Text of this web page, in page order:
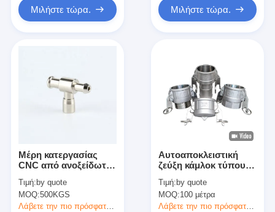
Μιλήστε τώρα. Μιλήστε τώρα.
Μέρη κατεργασίας
CNC από ανοξείδωτο
Τιμή: by quote
MOQ:500KGS
Λάβετε την πιο πρόσφατη τιμή
Αυτοαποκλειστική
ζεύξη κάμλοκ τύπου
χειροπέδες
αυτοαποκλεισμού
Τιμή: by quote
MOQ:100 μέτρα
Λάβετε την πιο πρόσφατη τιμή